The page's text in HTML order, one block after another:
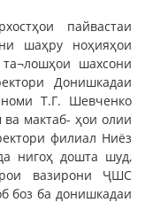
пайвастаи
шаҳру ноҳияҳои
шахсони
Донишкадаи
номи Т.Г. Шевченко
мактаб- ҳои олии
филиал Ниёз
нигоҳ дошта шуд,
вазирони ҶШС
боз ба донишкадаи